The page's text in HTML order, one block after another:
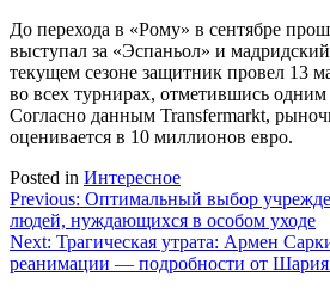
До перехода в «Рому» в сентябре
выступал за «Эспаньол» и
текущем сезоне защитник провел 13
во всех турнирах, отметившись
Согласно данным Transfermarkt,
оценивается в 10 миллионов евро.
Posted in Интересное
Навигация
по
записям
Previous: Оптимальный выбор
людей, нуждающихся в особом уходе
Next: Трагическая утрата: Армен
реанимации — подробности от